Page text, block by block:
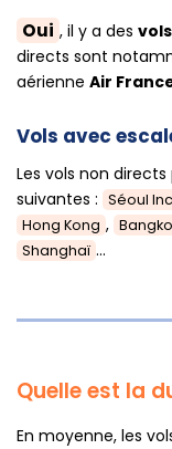
Oui , il y a des
directs sont
aérienne Air
Vols avec
Les vols non
suivantes : Séoul
Hong Kong ,
Shanghaï ...
Quelle est la
En moyenne, les